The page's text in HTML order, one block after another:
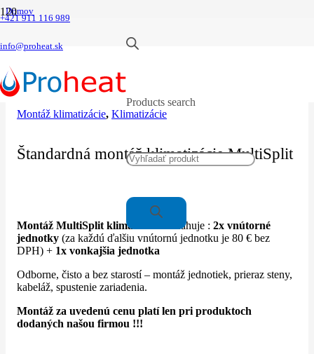
+421 911 116 989
info@proheat.sk
Products search
Domov
|
|
Štandardná montáž klimatizácie MultiSplit
Montáž klimatizácie, Klimatizácie
Štandardná montáž klimatizácie MultiSplit
Montáž MultiSplit klimatizácie obsahuje : 2x vnútorné
jednotky (za každú ďalšiu vnútornú jednotku je 80 € bez
DPH) + 1x vonkajšia jednotka
Odborne, čisto a bez starostí – montáž jednotiek, prieraz steny,
kabeláž, spustenie zariadenia.
Montáž za uvedenú cenu platí len pri produktoch
dodaných našou firmou !!!